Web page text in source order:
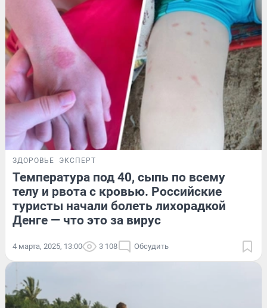
ЗДОРОВЬЕ ЭКСПЕРТ
Температура под 40, сыпь по всему
телу и рвота с кровью. Российские
туристы начали болеть лихорадкой
Денге — что это за вирус
4 марта, 2025, 13:00 3 108 Обсудить